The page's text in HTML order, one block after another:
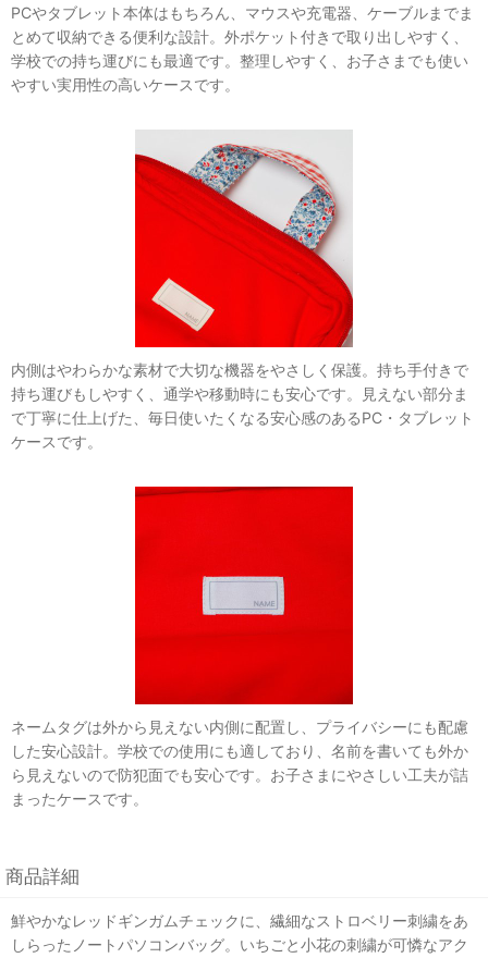
PCやタブレット本体はもちろん、マウスや充電器、ケーブルまでま
とめて収納できる便利な設計。外ポケット付きで取り出しやすく、
学校での持ち運びにも最適です。整理しやすく、お子さまでも使い
やすい実用性の高いケースです。
内側はやわらかな素材で大切な機器をやさしく保護。持ち手付きで
持ち運びもしやすく、通学や移動時にも安心です。見えない部分ま
で丁寧に仕上げた、毎日使いたくなる安心感のあるPC・タブレット
ケースです。
ネームタグは外から見えない内側に配置し、プライバシーにも配慮
した安心設計。学校での使用にも適しており、名前を書いても外か
ら見えないので防犯面でも安心です。お子さまにやさしい工夫が詰
まったケースです。
商品詳細
鮮やかなレッドギンガムチェックに、繊細なストロベリー刺繍をあ
しらったノートパソコンバッグ。いちごと小花の刺繍が可憐なアク